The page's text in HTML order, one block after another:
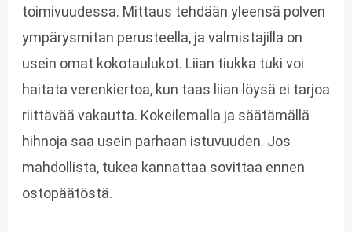
toimivuudessa. Mittaus tehdään yleensä polven
ympärysmitan perusteella, ja valmistajilla on
usein omat kokotaulukot. Liian tiukka tuki voi
haitata verenkiertoa, kun taas liian löysä ei tarjoa
riittävää vakautta. Kokeilemalla ja säätämällä
hihnoja saa usein parhaan istuvuuden. Jos
mahdollista, tukea kannattaa sovittaa ennen
ostopäätöstä.